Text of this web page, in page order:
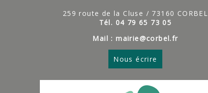
259 route de la Cluse / 73160 CORBEL
Tél. 04 79 65 73 05
Mail : mairie@corbel.fr
Nous écrire